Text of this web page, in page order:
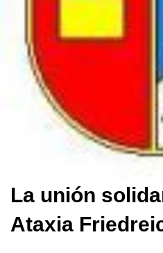
La unión
Ataxia